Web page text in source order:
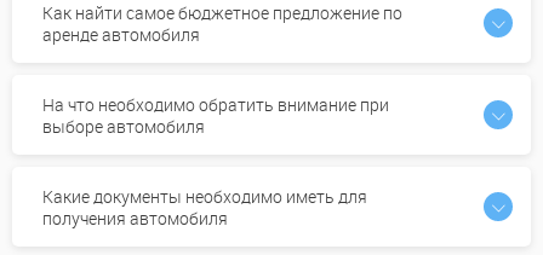
Как найти самое бюджетное предложение по
аренде автомобиля
На что необходимо обратить внимание при
выборе автомобиля
Какие документы необходимо иметь для
получения автомобиля